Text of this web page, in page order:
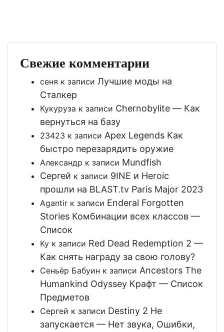
Свежие комментарии
сеня к записи Лучшие моды на
Сталкер
Кукуруза к записи Chernobylite — Как
вернуться на базу
23423 к записи Apex Legends Как
быстро перезарядить оружие
Александр к записи Mundfish
Сергей к записи 9INE и Heroic
прошли на BLAST.tv Paris Major 2023
Agantir к записи Enderal Forgotten
Stories Комбинации всех классов —
Список
Ку к записи Red Dead Redemption 2 —
Как снять награду за свою голову?
Сеньёр Бабуин к записи Ancestors The
Humankind Odyssey Крафт — Список
Предметов
Сергей к записи Destiny 2 Не
запускается — Нет звука, Ошибки,